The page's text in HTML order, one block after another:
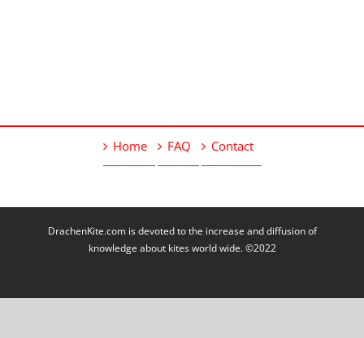
Home FAQ Contact
DrachenKite.com is devoted to the increase and diffusion of
knowledge about kites world wide. ©2022